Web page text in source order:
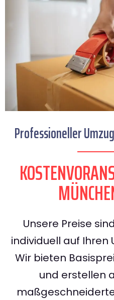
Professioneller
Unsere Preise
individuell auf
Wir bieten
und erstellen